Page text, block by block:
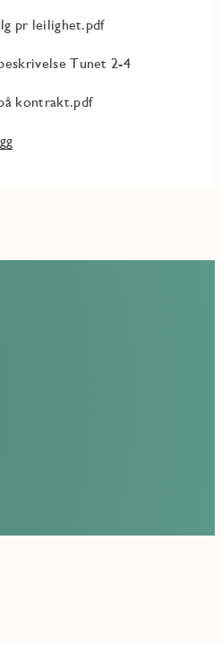
pr leilighet.pdf
Tunet 2-4
kontrakt.pdf